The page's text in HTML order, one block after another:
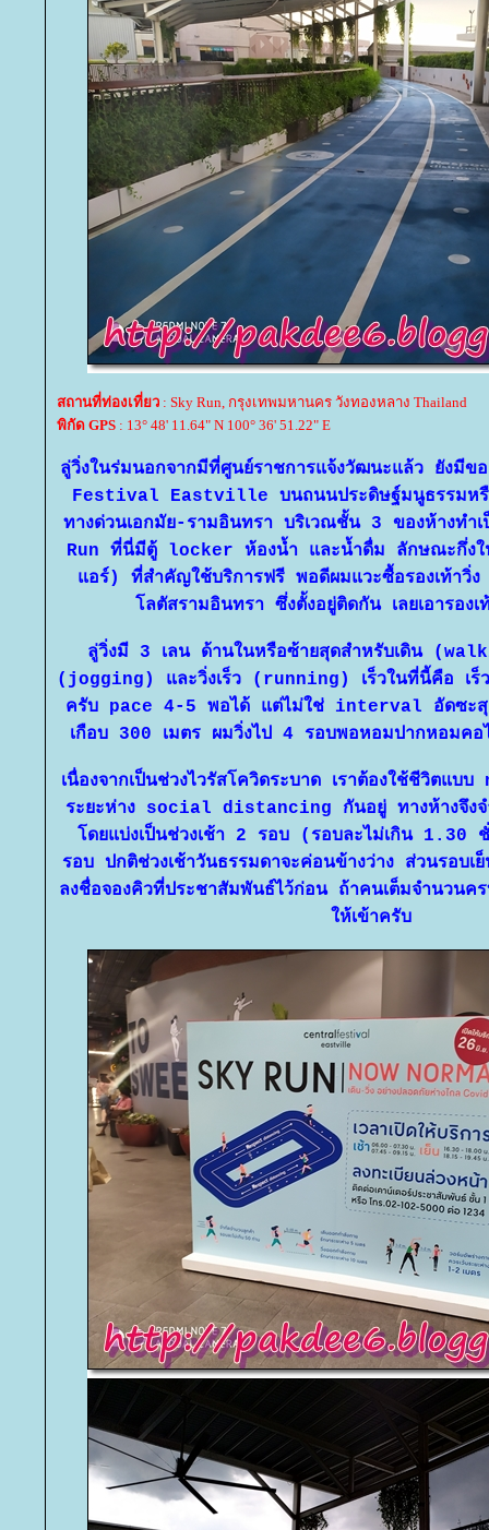
สถานที่ท่องเที่ยว : Sky Run, กรุงเทพมหานคร วังทองหลาง Thailand
พิกัด GPS : 13° 48' 11.64" N 100° 36' 51.22" E
ลู่วิ่งในร่มนอกจากมีที่ศูนย์ราชการแจ้งวัฒนะแล้ว ยังมี
Festival Eastville บนถนนประดิษฐ์มนูธรรมหรือ
ทางด่วนเอกมัย-รามอินทรา บริเวณชั้น 3 ของห้างทำ
Run ที่นี่มีตู้ locker ห้องน้ำ และน้ำดื่ม ลักษณะกึ่งใ
อร์) ที่สำคัญใช้บริการฟรี พอดีผมแวะซื้อรองเท้าวิ่
ลตัสรามอินทรา ซึ่งตั้งอยู่ติดกัน เลยเอารองเ
ลู่วิ่งมี 3 เลน ด้านในหรือซ้ายสุดสำหรับเดิน
(jogging) และวิ่งเร็ว (running) เร็วในที่นี้คือ เร็ว
ครับ pace 4-5 พอได้ แต่ไม่ใช่ interval อัดซะสุ
เกือบ 300 เมตร ผมวิ่งไป 4 รอบพอหอมปากหอมค
เนื่องจากเป็นช่วงไวรัสโควิดระบาด เราต้องใช้ชีวิตแบ
ระยะห่าง social distancing กันอยู่ ทางห้างจึงจำ
ดยแบ่งเป็นช่วงเช้า 2 รอบ (รอบละไม่เกิน 1.30
รอบ ปกติช่วงเช้าวันธรรมดาจะค่อนข้างว่าง ส่วนรอบเ
ลงชื่อจองคิวที่ประชาสัมพันธ์ไว้ก่อน ถ้าคนเต็มจำนวนค
ห้เข้าครับ